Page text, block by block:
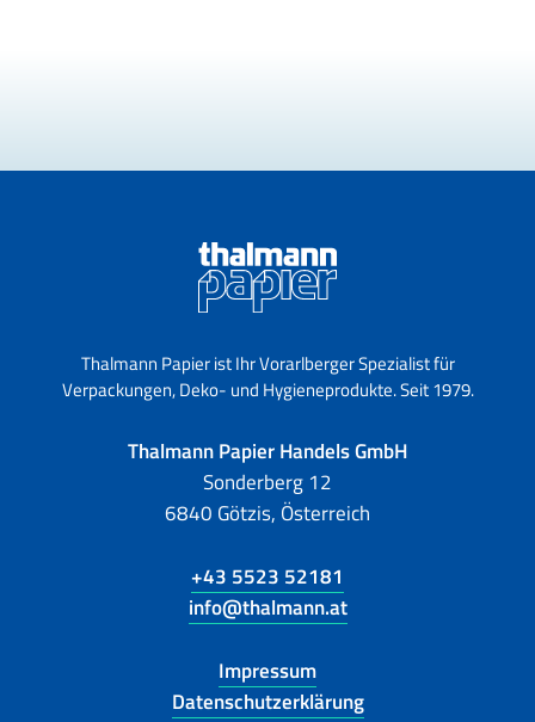
Thalmann Papier ist Ihr Vorarlberger Spezialist für
Verpackungen, Deko- und Hygieneprodukte. Seit 1979.
Thalmann Papier Handels GmbH
Sonderberg 12
6840 Götzis, Österreich
+43 5523 52181
info@thalmann.at
Impressum
Datenschutzerklärung